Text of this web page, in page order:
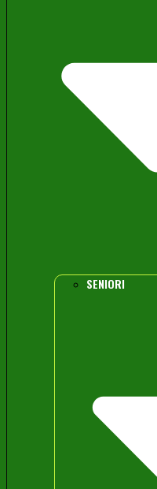
SENIORI